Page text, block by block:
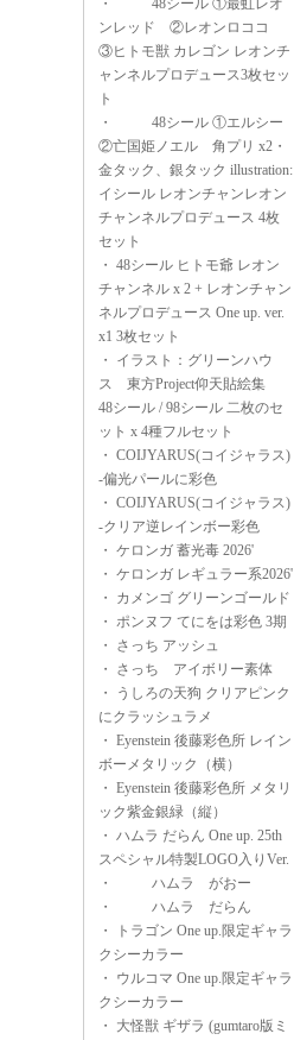
・
48シール ①最虹レオ
ンレッド ②レオンロココ
③ヒトモ獣 カレゴン レオンチ
ャンネルプロデュース3枚セッ
ト
・
48シール ①エルシー
②亡国姫ノエル 角プリ x2・
金タック、銀タック illustration:
イシール レオンチャンレオン
チャンネルプロデュース 4枚
セット
・ 48シール ヒトモ爺 レオン
チャンネル x 2 + レオンチャン
ネルプロデュース One up. ver.
x1 3枚セット
・ イラスト：グリーンハウ
ス 東方Project仰天貼絵集
48シール / 98シール 二枚のセ
ット x 4種フルセット
・ COIJYARUS(コイジャラス)
-偏光パールに彩色
・ COIJYARUS(コイジャラス)
-クリア逆レインボー彩色
・ ケロンガ 蓄光毒 2026'
・ ケロンガ レギュラー系2026'
・ カメンゴ グリーンゴールド
・ ポンヌフ てにをは彩色 3期
・ さっち アッシュ
・ さっち アイボリー素体
・
うしろの天狗 クリアピンク
にクラッシュラメ
・ Eyenstein 後藤彩色所 レイン
ボーメタリック（横）
・ Eyenstein 後藤彩色所 メタリ
ック紫金銀緑（縦）
・ ハムラ だらん One up. 25th
スペシャル特製LOGO入りVer.
・
ハムラ がおー
・
ハムラ だらん
・
トラゴン One up.限定ギャラ
クシーカラー
・ ウルコマ One up.限定ギャラ
クシーカラー
・ 大怪獣 ギザラ (gumtaro版ミ